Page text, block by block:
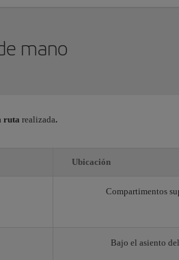
mano
ruta realizada.
Ubicación
Compartimentos
Bajo el asiento